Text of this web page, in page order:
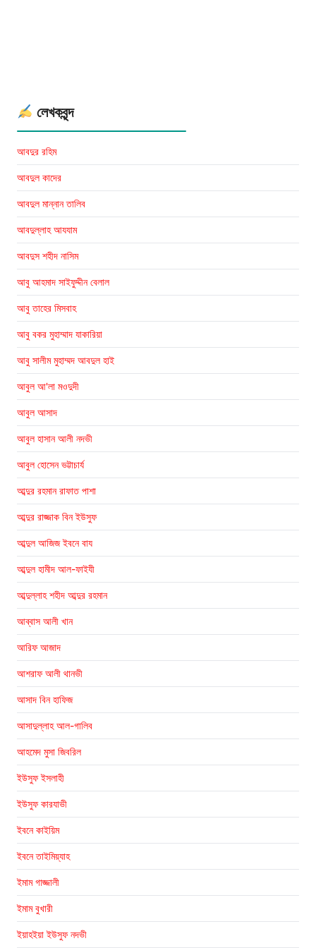
লেখকবৃন্দ
আবদুর রহিম
আবদুল কাদের
আবদুল মান্নান তালিব
আবদুল্লাহ আযযাম
আবদুস শহীদ নাসিম
আবু আহমাদ সাইফুদ্দীন বেলাল
আবু তাহের মিসবাহ
আবু বকর মুহাম্মাদ যাকারিয়া
আবু সালীম মুহাম্মদ আবদুল হাই
আবুল আ'লা মওদুদী
আবুল আসাদ
আবুল হাসান আলী নদভী
আবুল হোসেন ভট্টাচার্য
আব্দুর রহমান রাফাত পাশা
আব্দুর রাজ্জাক বিন ইউসুফ
আব্দুল আজিজ ইবনে বায
আব্দুল হামীদ আল-ফাইযী
আব্দুল্লাহ শহীদ আব্দুর রহমান
আব্বাস আলী খান
আরিফ আজাদ
আশরাফ আলী থানভী
আসাদ বিন হাফিজ
আসাদুল্লাহ আল-গালিব
আহমেদ মুসা জিবরিল
ইউসুফ ইসলাহী
ইউসুফ কারযাভী
ইবনে কাইয়িম
ইবনে তাইমিয়্যাহ
ইমাম গাজ্জালী
ইমাম বুখারী
ইয়াহইয়া ইউসুফ নদভী